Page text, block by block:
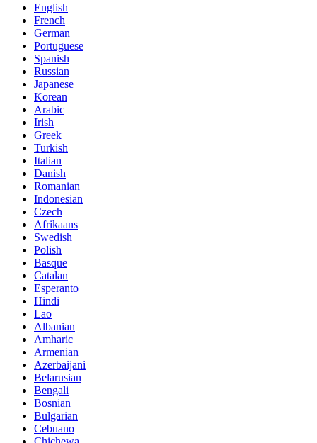
English
French
German
Portuguese
Spanish
Russian
Japanese
Korean
Arabic
Irish
Greek
Turkish
Italian
Danish
Romanian
Indonesian
Czech
Afrikaans
Swedish
Polish
Basque
Catalan
Esperanto
Hindi
Lao
Albanian
Amharic
Armenian
Azerbaijani
Belarusian
Bengali
Bosnian
Bulgarian
Cebuano